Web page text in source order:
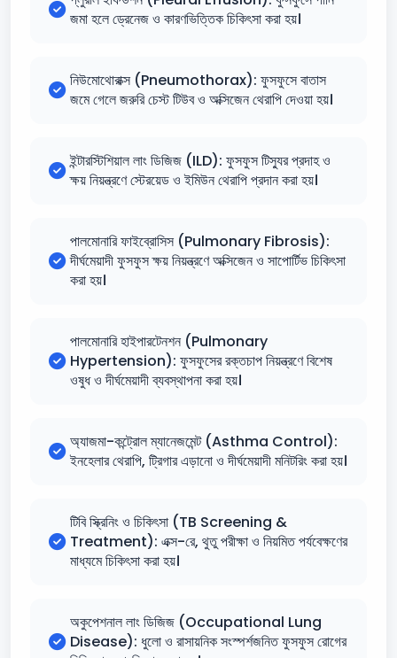
জমা হলে ড্রেনেজ ও কারণভিত্তিক চিকিৎসা করা হয়।
নিউমোথোরাক্স (Pneumothorax): ফুসফুসে বাতাস
জমে গেলে জরুরি চেস্ট টিউব ও অক্সিজেন থেরাপি দেওয়া হয়।
ইন্টারস্টিশিয়াল লাং ডিজিজ (ILD): ফুসফুস টিস্যুর প্রদাহ ও
ক্ষয় নিয়ন্ত্রণে স্টেরয়েড ও ইমিউন থেরাপি প্রদান করা হয়।
পালমোনারি ফাইব্রোসিস (Pulmonary Fibrosis):
দীর্ঘমেয়াদী ফুসফুস ক্ষয় নিয়ন্ত্রণে অক্সিজেন ও সাপোর্টিভ চিকিৎসা
করা হয়।
পালমোনারি হাইপারটেনশন (Pulmonary
Hypertension): ফুসফুসের রক্তচাপ নিয়ন্ত্রণে বিশেষ
ওষুধ ও দীর্ঘমেয়াদী ব্যবস্থাপনা করা হয়।
অ্যাজমা-কন্ট্রোল ম্যানেজমেন্ট (Asthma Control):
ইনহেলার থেরাপি, ট্রিগার এড়ানো ও দীর্ঘমেয়াদী মনিটরিং করা হয়।
টিবি স্ক্রিনিং ও চিকিৎসা (TB Screening &
Treatment): এক্স-রে, থুতু পরীক্ষা ও নিয়মিত পর্যবেক্ষণের
মাধ্যমে চিকিৎসা করা হয়।
অকুপেশনাল লাং ডিজিজ (Occupational Lung
Disease): ধুলো ও রাসায়নিক সংস্পর্শজনিত ফুসফুস রোগের